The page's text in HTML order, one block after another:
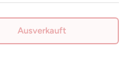
Ausverkauft